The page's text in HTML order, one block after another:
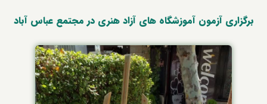
برگزاری آزمون آموزشگاه های آزاد هنری در مجتمع عباس آباد